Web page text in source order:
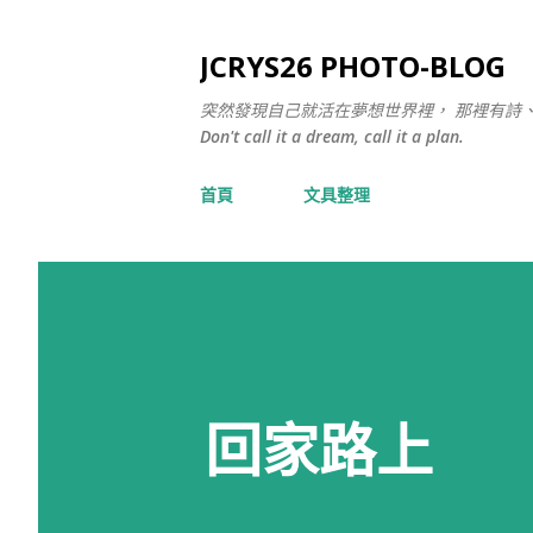
JCRYS26 PHOTO-BLOG
突然發現自己就活在夢想世界裡， 那裡有詩
Don't call it a dream, call it a plan.
首頁 文具整理
回家路上